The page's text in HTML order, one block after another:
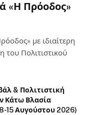
«Η Πρόοδος»
με ιδιαίτερη
του Πολιτιστικού
& Πολιτιστική
Κάτω Βλασία
15 Αυγούστου 2026)